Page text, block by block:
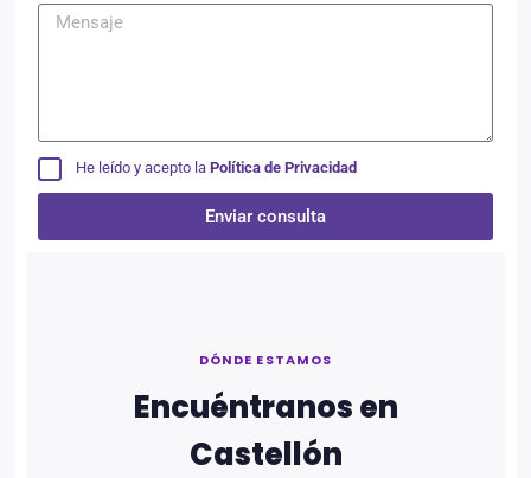
He leído y acepto la Política de Privacidad
Enviar consulta
DÓNDE ESTAMOS
Encuéntranos en
Castellón